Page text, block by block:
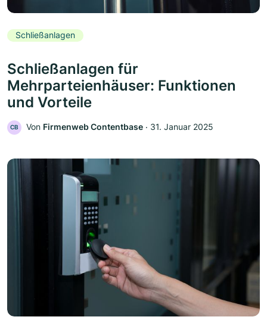
Schließanlagen
Schließanlagen für
Mehrparteienhäuser: Funktionen
und Vorteile
CB Von Firmenweb Contentbase ‧ 31. Januar 2025